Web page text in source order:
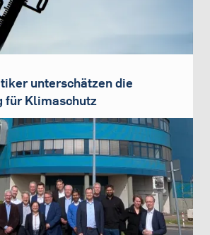
unterschätzen die
für Klimaschutz